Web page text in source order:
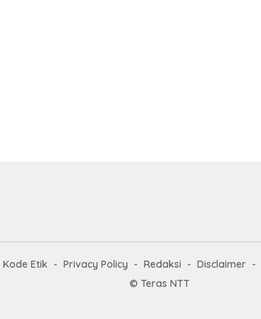
Kode Etik Privacy Policy Redaksi Disclaimer
© Teras NTT